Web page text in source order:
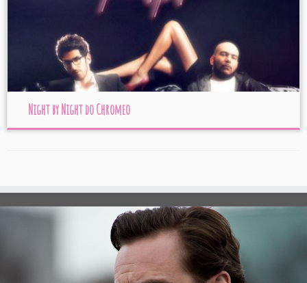
Night by Night do Chromeo